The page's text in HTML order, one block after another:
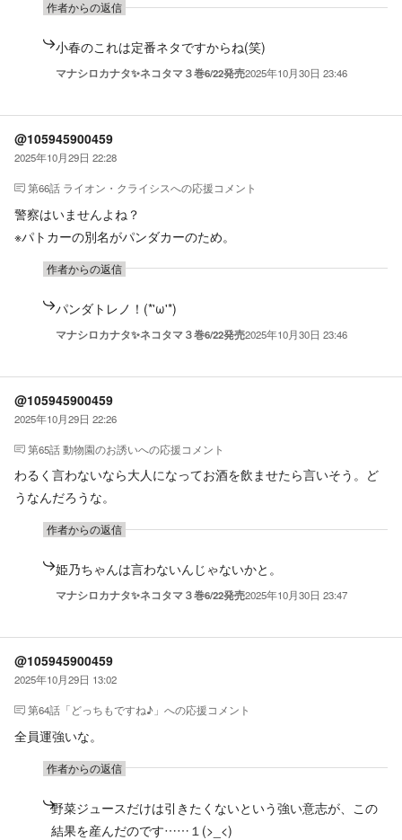
作者からの返信
小春のこれは定番ネタですからね(笑)
マナシロカナタ✨ネコタマ３巻6/22発売2025年10月30日 23:46
@105945900459
2025年10月29日 22:28
第66話 ライオン・クライシスへの応援コメント
警察はいませんよね？
※パトカーの別名がパンダカーのため。
作者からの返信
パンダトレノ！(*'ω'*)
マナシロカナタ✨ネコタマ３巻6/22発売2025年10月30日 23:46
@105945900459
2025年10月29日 22:26
第65話 動物園のお誘いへの応援コメント
わるく言わないなら大人になってお酒を飲ませたら言いそう。ど
うなんだろうな。
作者からの返信
姫乃ちゃんは言わないんじゃないかと。
マナシロカナタ✨ネコタマ３巻6/22発売2025年10月30日 23:47
@105945900459
2025年10月29日 13:02
第64話「どっちもですね♪」 への応援コメント
全員運強いな。
作者からの返信
野菜ジュースだけは引きたくないという強い意志が、この
結果を産んだのです……１(>_<)